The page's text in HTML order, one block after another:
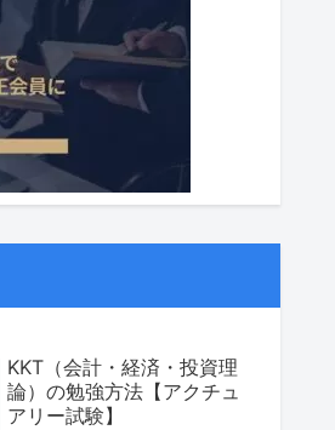
KKT（会計・経済・投資理
論）の勉強方法【アクチュ
アリー試験】